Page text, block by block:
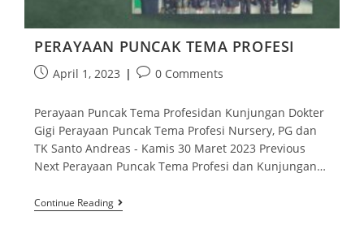
PERAYAAN PUNCAK TEMA PROFESI
April 1, 2023 0 Comments
Perayaan Puncak Tema Profesidan Kunjungan Dokter
Gigi Perayaan Puncak Tema Profesi Nursery, PG dan
TK Santo Andreas - Kamis 30 Maret 2023 Previous
Next Perayaan Puncak Tema Profesi dan Kunjungan…
Continue Reading